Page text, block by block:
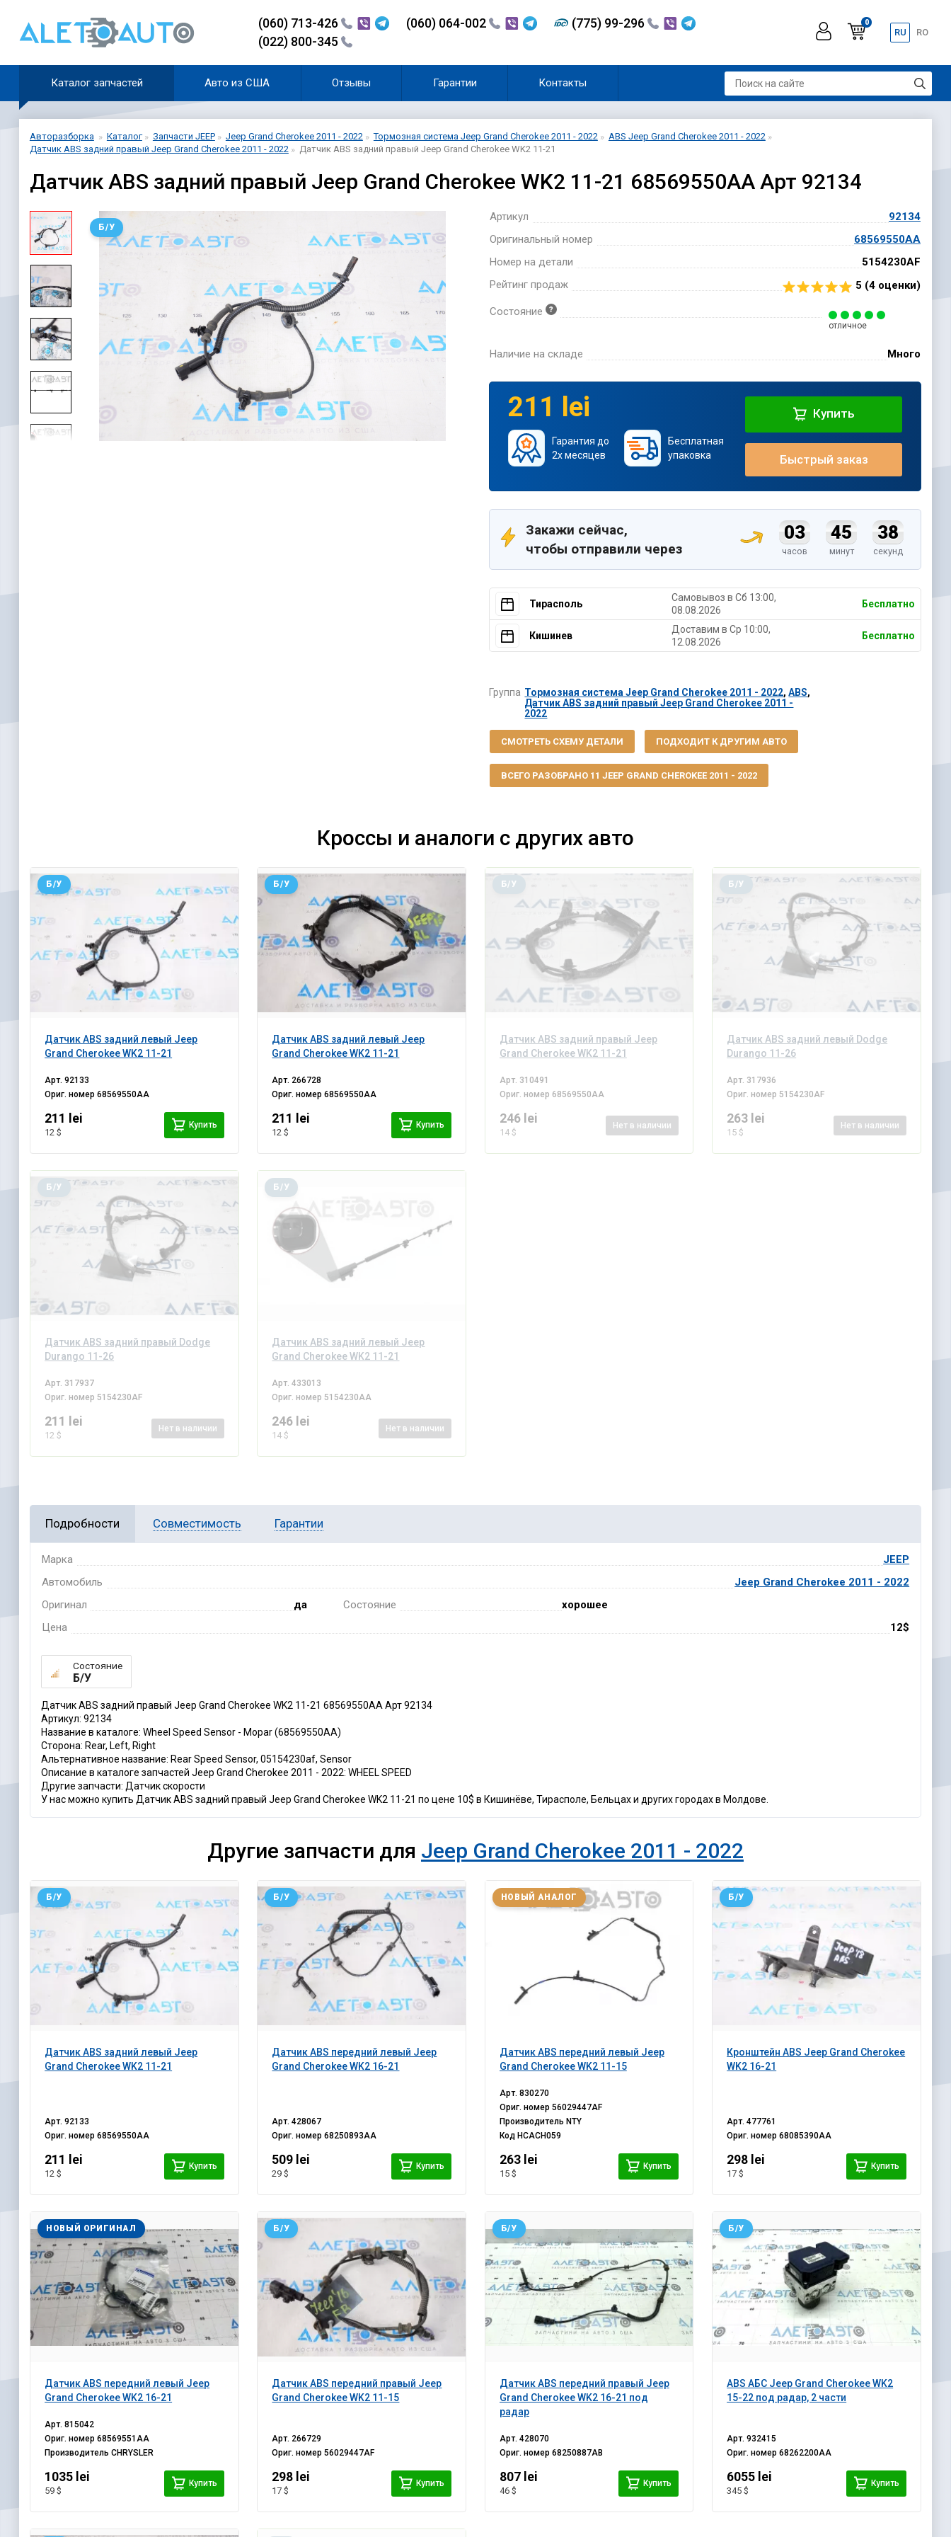
(060) 713-426 (060) 064-002
(775) 99-296
(022) 800-345
0
RU RO
Каталог запчастей Авто из США Отзывы Гарантии Контакты
Авторазборка Каталог Запчасти JEEP Jeep Grand Cherokee 2011 - 2022 Тормозная система Jeep Grand Cherokee 2011 - 2022
ABS Jeep Grand Cherokee 2011 - 2022
Датчик ABS задний правый Jeep Grand Cherokee 2011 - 2022
Датчик ABS задний правый Jeep Grand Cherokee WK2 11-21
Датчик ABS задний правый Jeep Grand Cherokee WK2 11-21 68569550AA Арт 92134
Б/У
Артикул
92134
Оригинальный номер
68569550AA
Номер на детали
5154230AF
Рейтинг продаж
5 (4 оценки)
Состояние
отличное
Наличие на складе Много
211 lei
Гарантия до
2х месяцев
Бесплатная
упаковка
Купить
Быстрый заказ
Закажи сейчас,
чтобы отправили через
03
часов
45
минут
37
секунд
Тирасполь
Самовывоз в Cб 13:00,
08.08.2026
Бесплатно
Кишинев
Доставим в Ср 10:00,
12.08.2026
Бесплатно
Группа Тормозная система Jeep Grand Cherokee 2011 - 2022,ABS,
Датчик ABS задний правый Jeep Grand Cherokee 2011 -
2022
СМОТРЕТЬ СХЕМУ ДЕТАЛИ ПОДХОДИТ К ДРУГИМ АВТО
ВСЕГО РАЗОБРАНО 11 JEEP GRAND CHEROKEE 2011 - 2022
Кроссы и аналоги с других авто
Датчик ABS задний левый Jeep
Grand Cherokee WK2 11-21
Б/У
Арт.92133
Ориг. номер68569550AA
211 lei
12 $
Купить
Датчик ABS задний левый Jeep
Grand Cherokee WK2 11-21
Б/У
Арт. 266728
Ориг. номер68569550AA
211 lei
12 $
Купить
Датчик ABS задний правый Jeep
Grand Cherokee WK2 11-21
Б/У
Арт. 310491
Ориг. номер 68569550AA
246 lei
14 $
Нет в наличии
Датчик ABS задний левый Dodge
Durango 11-26
Б/У
Арт. 317936
Ориг. номер 5154230AF
263 lei
15 $
Нет в наличии
Датчик ABS задний правый Dodge
Durango 11-26
Б/У
Арт. 317937
Ориг. номер 5154230AF
211 lei
12 $
Нет в наличии
Датчик ABS задний левый Jeep
Grand Cherokee WK2 11-21
Б/У
Арт.433013
Ориг. номер 5154230AA
246 lei
14 $
Нет в наличии
Подробности Совместимость Гарантии
Марка
JEEP
Автомобиль
Jeep Grand Cherokee 2011 - 2022
Оригинал
да Состояние
хорошее
Цена
12$
Состояние
Б/У
Датчик ABS задний правый Jeep Grand Cherokee WK2 11-21 68569550AA Арт 92134
Артикул: 92134
Название в каталоге: Wheel Speed Sensor - Mopar (68569550AA)
Сторона: Rear, Left, Right
Альтернативное название: Rear Speed Sensor, 05154230af, Sensor
Описание в каталоге запчастей Jeep Grand Cherokee 2011 - 2022: WHEEL SPEED
Другие запчасти: Датчик скорости
У нас можно купить Датчик ABS задний правый Jeep Grand Cherokee WK2 11-21 по цене 10$ в Кишинёве, Тирасполе, Бельцах и других городах в Молдове.
Другие запчасти для Jeep Grand Cherokee 2011 - 2022
Датчик ABS задний левый Jeep
Grand Cherokee WK2 11-21
Б/У
Арт.92133
Ориг. номер68569550AA
211 lei
12 $
Купить
Датчик ABS передний левый Jeep
Grand Cherokee WK2 16-21
Б/У
Арт.428067
Ориг. номер68250893AA
509 lei
29 $
Купить
Датчик ABS передний левый Jeep
Grand Cherokee WK2 11-15
НОВЫЙ АНАЛОГ
Арт. 830270
Ориг. номер 56029447AF
Производитель NTY
Код HCACH059
263 lei
15 $
Купить
Кронштейн ABS Jeep Grand Cherokee
WK2 16-21
Б/У
Арт.477761
Ориг. номер68085390AA
298 lei
17 $
Купить
Датчик ABS передний левый Jeep
Grand Cherokee WK2 16-21
НОВЫЙ ОРИГИНАЛ
Арт.815042
Ориг. номер68569551AA
ПроизводительCHRYSLER
1035 lei
59 $
Купить
Датчик ABS передний правый Jeep
Grand Cherokee WK2 11-15
Б/У
Арт. 266729
Ориг. номер56029447AF
298 lei
17 $
Купить
Датчик ABS передний правый Jeep
Grand Cherokee WK2 16-21 под
радар
Б/У
Арт. 428070
Ориг. номер 68250887AB
807 lei
46 $
Купить
ABS АБС Jeep Grand Cherokee WK2
15-22 под радар, 2 части
Б/У
Арт.932415
Ориг. номер68262200AA
6055 lei
345 $
Купить